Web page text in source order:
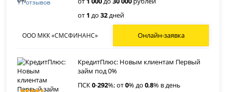
11 отзывов
от 1 до32дней
ООО МКК «СМСФИНАНС» Онлайн-заявка
КредитПлюс: Новым клиентам Первый
займ под 0%
ПСК0-292%; от0% до0,8% в день